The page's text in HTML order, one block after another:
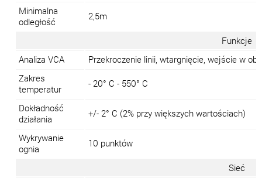
Minimalna
odległość
2,5m
Funkcje
Analiza VCA
Przekroczenie linii, wtargnięcie, wejście w
Zakres
temperatur
- 20° C - 550° C
Dokładność
działania
+/- 2° C (2% przy większych wartościach)
Wykrywanie
ognia
10 punktów
Sieć